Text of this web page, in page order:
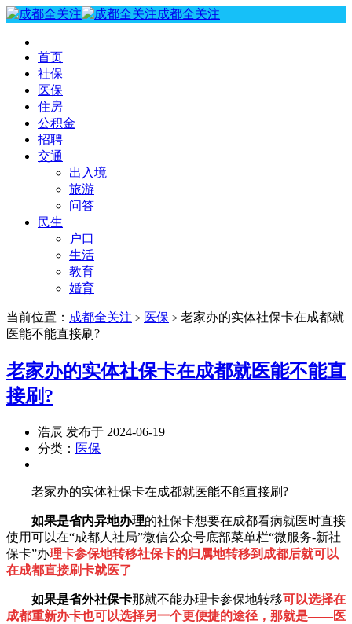
成都全关注
首页
社保
医保
住房
公积金
招聘
交通
出入境
旅游
问答
民生
户口
生活
教育
婚育
当前位置： 成都全关注 > 医保 > 老家办的实体社保卡在成都就
医能不能直接刷?
老家办的实体社保卡在成都就医能不能直
接刷?
浩辰 发布于 2024-06-19
分类： 医保
老家办的实体社保卡在成都就医能不能直接刷?
如果是省内异地办理的社保卡想要在成都看病就医时直接
使用可以在“成都人社局”微信公众号底部菜单栏“微服务-新社
保卡”办理卡参保地转移社保卡的归属地转移到成都后就可以
在成都直接刷卡就医了
如果是省外社保卡那就不能办理卡参保地转移可以选择在
成都重新办卡也可以选择另一个更便捷的途径，那就是——医